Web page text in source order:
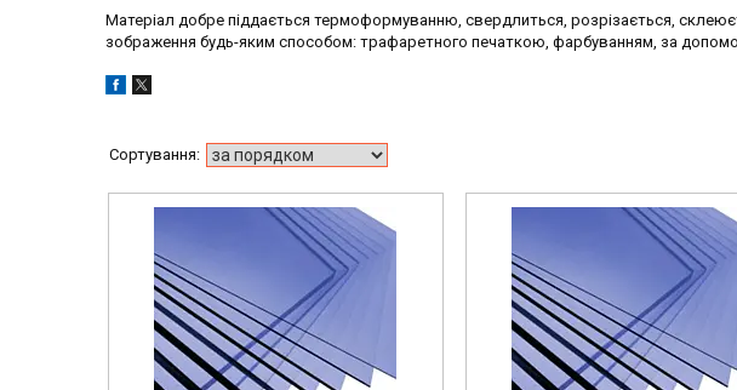
Матеріал добре піддається термоформуванню, свердлиться, розрізається,
зображення будь-яким способом: трафаретного печаткою, фарбуванням, за